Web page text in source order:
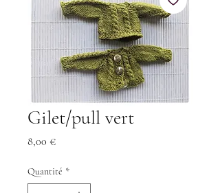
Gilet/pull vert
8,00 €Prix
Quantité *